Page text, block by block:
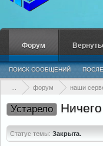
форум наши
Устарело
Статус темы: Закрыта.
Форум
ПОИСК СООБЩЕНИЙ